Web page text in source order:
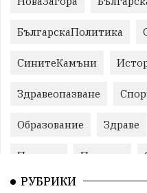
БългарскаПолитика
СинитеКамъни
Здравеопазване
Образование Здраве
Пеевски Протест
ИвелинМихайлов
РУБРИКИ